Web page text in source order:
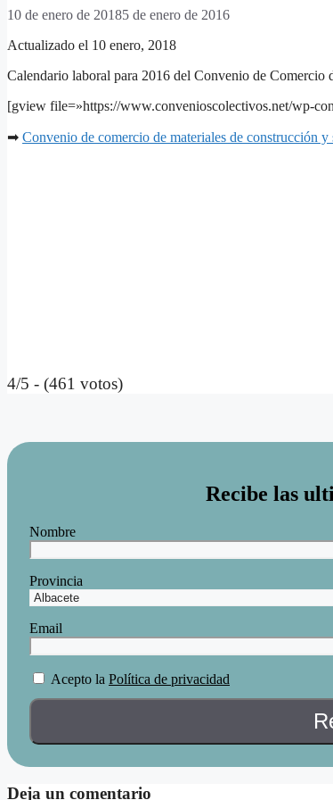
10 de enero de 20185 de enero de 2016
Actualizado el 10 enero, 2018
Calendario laboral para 2016 del Convenio de
[gview file=»https://www.convenioscolectivos.net/wp-
➡ Convenio de comercio de materiales de construcción
4/5 - (461 votos)
Recibe las
Nombre
Provincia
Email
Acepto la Política de privacidad
Deja un comentario